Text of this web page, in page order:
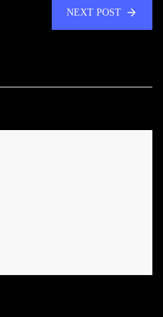
NEXT POST